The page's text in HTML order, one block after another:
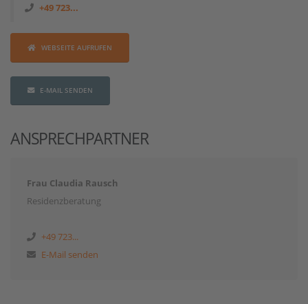
+49 723...
WEBSEITE AUFRUFEN
E-MAIL SENDEN
ANSPRECHPARTNER
Frau Claudia Rausch
Residenzberatung
+49 723...
E-Mail senden